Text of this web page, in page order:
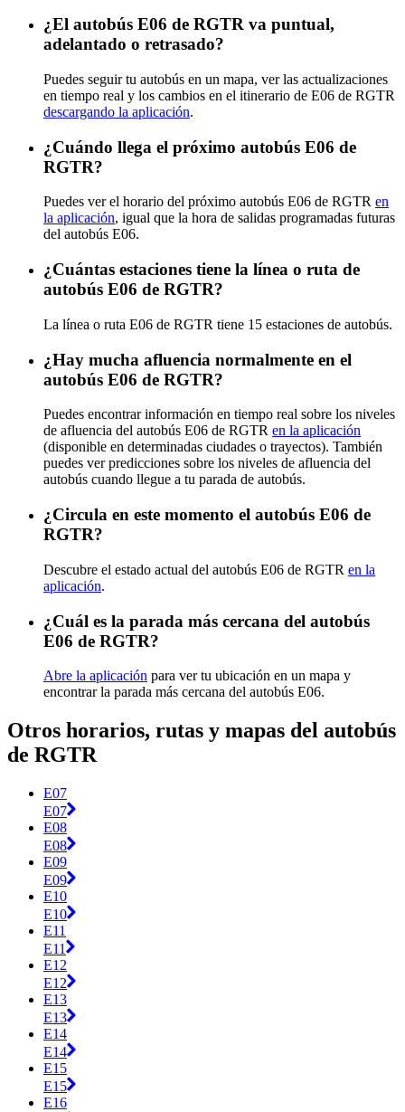
¿El autobús E06 de RGTR va puntual,
adelantado o retrasado?
Puedes seguir tu autobús en un mapa, ver las actualizaciones
en tiempo real y los cambios en el itinerario de E06 de RGTR
descargando la aplicación.
¿Cuándo llega el próximo autobús E06 de
RGTR?
Puedes ver el horario del próximo autobús E06 de RGTR en
la aplicación, igual que la hora de salidas programadas futuras
del autobús E06.
¿Cuántas estaciones tiene la línea o ruta de
autobús E06 de RGTR?
La línea o ruta E06 de RGTR tiene 15 estaciones de autobús.
¿Hay mucha afluencia normalmente en el
autobús E06 de RGTR?
Puedes encontrar información en tiempo real sobre los niveles
de afluencia del autobús E06 de RGTR en la aplicación
(disponible en determinadas ciudades o trayectos). También
puedes ver predicciones sobre los niveles de afluencia del
autobús cuando llegue a tu parada de autobús.
¿Circula en este momento el autobús E06 de
RGTR?
Descubre el estado actual del autobús E06 de RGTR en la
aplicación.
¿Cuál es la parada más cercana del autobús
E06 de RGTR?
Abre la aplicación para ver tu ubicación en un mapa y
encontrar la parada más cercana del autobús E06.
Otros horarios, rutas y mapas del autobús
de RGTR
E07
E07
E08
E08
E09
E09
E10
E10
E11
E11
E12
E12
E13
E13
E14
E14
E15
E15
E16